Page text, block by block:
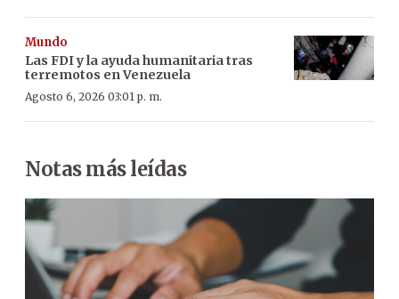
Mundo
Las FDI y la ayuda humanitaria tras
terremotos en Venezuela
Agosto 6, 2026 03:01 p. m.
Notas más leídas